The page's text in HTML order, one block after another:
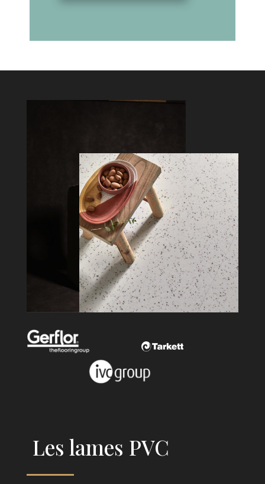
Les lames PVC